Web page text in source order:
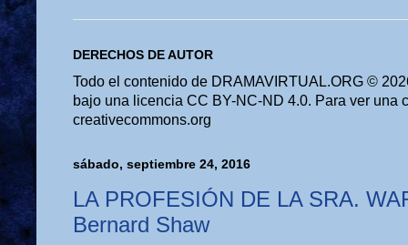
DERECHOS DE AUTOR
Todo el contenido de DRAMAVIRTUAL.ORG ©
bajo una licencia CC BY-NC-ND 4.0. Para ver una
creativecommons.org
sábado, septiembre 24, 2016
LA PROFESIÓN DE LA SRA.
Bernard Shaw